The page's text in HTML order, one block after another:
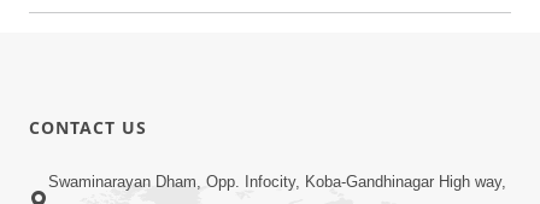
CONTACT US
Swaminarayan Dham, Opp. Infocity, Koba-Gandhinagar High way,